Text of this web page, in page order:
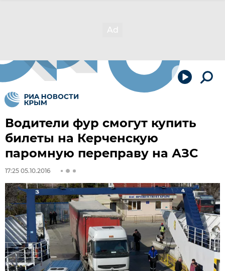
Водители фур смогут купить
билеты на Керченскую
паромную переправу на АЗС
17:25 05.10.2016